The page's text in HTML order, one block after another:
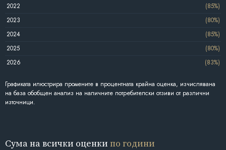
2022
(85%)
2023
(80%)
2024
(85%)
2025
(80%)
2026
(83%)
Графиката илюстрира промените в процентната крайна оценка, изчислявана
на база обобщен анализ на наличните потребителски отзиви от различни
източници.
Сума на всички оценки по години